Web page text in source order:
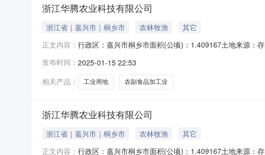
浙江华腾农业科技有限公司
浙江省｜嘉兴市｜桐乡市 农林牧渔
其它
正文内容： 行政区：嘉兴市桐乡市面积(公顷)：1.409167土地来源：
食品加工业成交日期：2025-01-1416:10:48
发布时间： 2025-01-15 22:53
相关产品：
工业用地 农副食品加工业
浙江华腾农业科技有限公司
浙江省｜嘉兴市｜桐乡市 农林牧渔
其它
正文内容： 行政区：嘉兴市桐乡市面积(公顷)：1.409167土地来源：